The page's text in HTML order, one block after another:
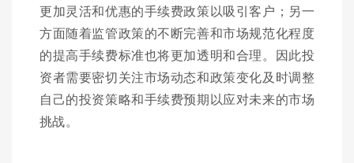
更加灵活和优惠的手续费政策以吸引客户；另一
方面随着监管政策的不断完善和市场规范化程度
的提高手续费标准也将更加透明和合理。因此投
资者需要密切关注市场动态和政策变化及时调整
自己的投资策略和手续费预期以应对未来的市场
挑战。